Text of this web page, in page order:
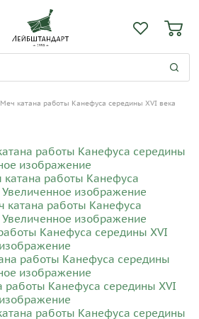
Меч катана работы Канефуса середины XVI века